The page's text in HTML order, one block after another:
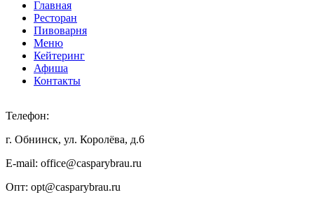
Главная
Ресторан
Пивоварня
Меню
Кейтеринг
Афиша
Контакты
Телефон:
г. Обнинск, ул. Королёва, д.6
E-mail: office@casparybrau.ru
Опт: opt@casparybrau.ru